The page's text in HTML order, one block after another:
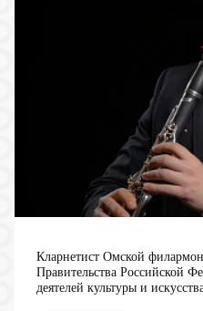
Кларнетист Омской
Правительства Российской
деятелей культуры и